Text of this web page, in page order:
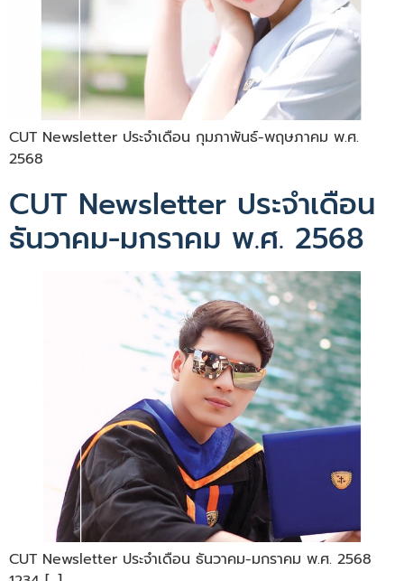
CUT Newsletter ประจำเดือน กุมภาพันธ์-พฤษภาคม พ.ศ.
2568
CUT Newsletter ประจำเดือน
ธันวาคม-มกราคม พ.ศ. 2568
CUT Newsletter ประจำเดือน ธันวาคม-มกราคม พ.ศ. 2568